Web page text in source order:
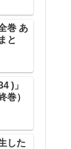
巻 あ
と
)」
巻）
した